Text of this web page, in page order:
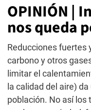
OPINIÓN |
nos queda
Reducciones fuertes
carbono y otros
limitar el
la calidad del aire)
población. No así